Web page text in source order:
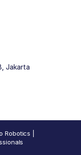
Jakarta
|